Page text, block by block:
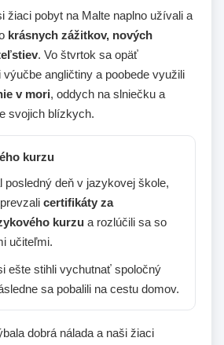
žiaci pobyt na Malte naplno užívali a
krásnych zážitkov, nových
. Vo štvrtok sa opäť
výučbe angličtiny a poobede využili
v mori, oddych na slniečku a
svojich blízkych.
kurzu
posledný deň v jazykovej škole,
certifikáty za
kurzu a rozlúčili sa so
učiteľmi.
ešte stihli vychutnať spoločný
sa pobalili na cestu domov.
dobrá nálada a naši žiaci